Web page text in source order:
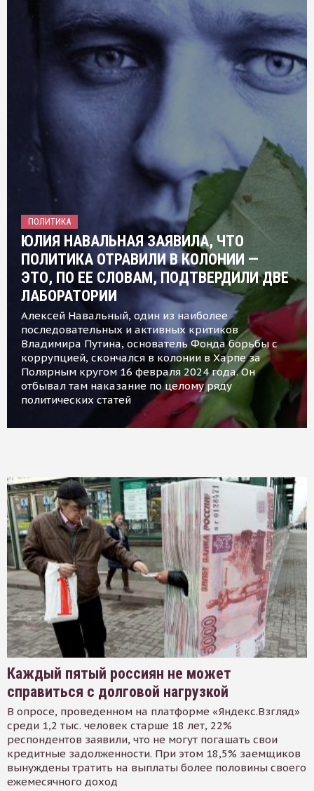
ПОЛИТИКА
ЮЛИЯ НАВАЛЬНАЯ ЗАЯВИЛА, ЧТО
ПОЛИТИКА ОТРАВИЛИ В КОЛОНИИ —
ЭТО, ПО ЕЕ СЛОВАМ, ПОДТВЕРДИЛИ ДВЕ
ЛАБОРАТОРИИ
Алексей Навальный, один из наиболее
последовательных и активных критиков
Владимира Путина, основатель Фонда борьбы с
коррупцией, скончался в колонии в Харпе за
Полярным кругом 16 февраля 2024 года. Он
отбывал там наказание по целому ряду
политических статей
Каждый пятый россиян не может
справиться с долговой нагрузкой
В опросе, проведенном на платформе «Яндекс.Взгляд»
среди 1,2 тыс. человек старше 18 лет, 22%
респондентов заявили, что не могут погашать свои
кредитные задолженности. При этом 18,5% заемщиков
вынуждены тратить на выплаты более половины своего
ежемесячного доход